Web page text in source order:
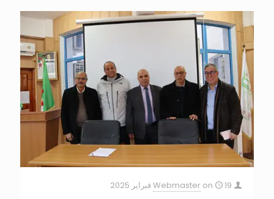
Webmaster on
19 فبراير 2025